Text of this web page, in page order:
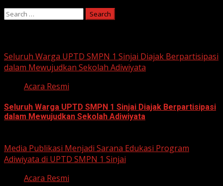
Search
Seluruh Warga UPTD SMPN 1 Sinjai Diajak Berpartisipasi
dalam Mewujudkan Sekolah Adiwiyata
Acara Resmi
Seluruh Warga UPTD SMPN 1 Sinjai Diajak Berpartisipasi
dalam Mewujudkan Sekolah Adiwiyata
Media Publikasi Menjadi Sarana Edukasi Program
Adiwiyata di UPTD SMPN 1 Sinjai
Acara Resmi